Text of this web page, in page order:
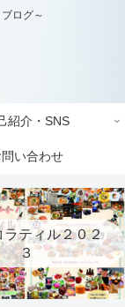
ログ～
紹介・SNS
問い合わせ
ティル２０２
３